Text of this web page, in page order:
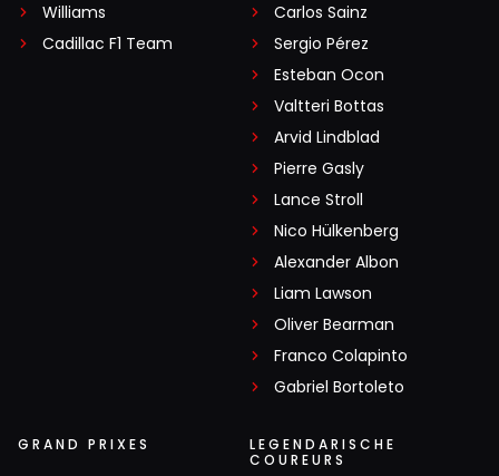
Williams
Cadillac F1 Team
Carlos Sainz
Sergio Pérez
Esteban Ocon
Valtteri Bottas
Arvid Lindblad
Pierre Gasly
Lance Stroll
Nico Hülkenberg
Alexander Albon
Liam Lawson
Oliver Bearman
Franco Colapinto
Gabriel Bortoleto
GRAND PRIXES
LEGENDARISCHE
COUREURS